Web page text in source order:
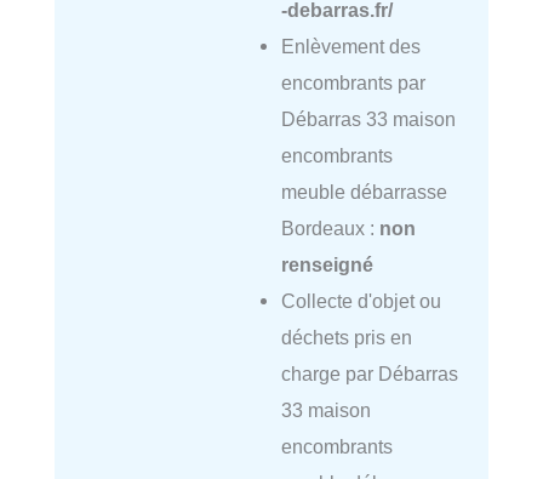
-debarras.fr/
Enlèvement des
encombrants par
Débarras 33 maison
encombrants
meuble débarrasse
Bordeaux : non
renseigné
Collecte d'objet ou
déchets pris en
charge par Débarras
33 maison
encombrants